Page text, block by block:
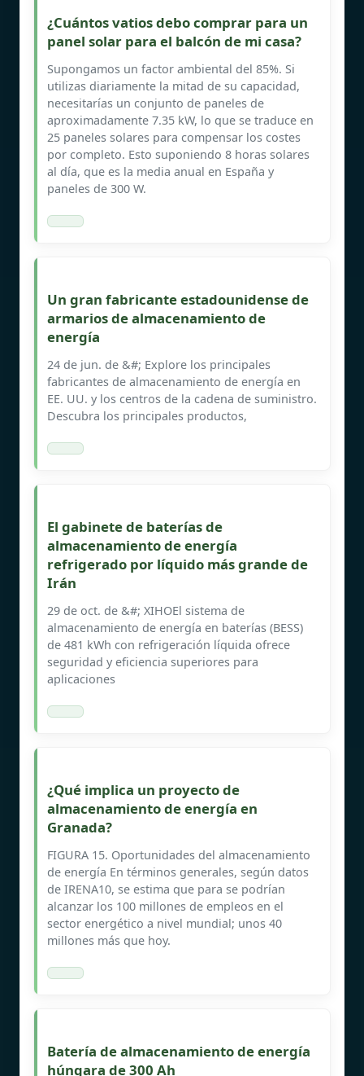
¿Cuántos vatios debo comprar para un
panel solar para el balcón de mi casa?
Supongamos un factor ambiental del 85%. Si
utilizas diariamente la mitad de su capacidad,
necesitarías un conjunto de paneles de
aproximadamente 7.35 kW, lo que se traduce en
25 paneles solares para compensar los costes
por completo. Esto suponiendo 8 horas solares
al día, que es la media anual en España y
paneles de 300 W.
Un gran fabricante estadounidense de
armarios de almacenamiento de
energía
24 de jun. de &#; Explore los principales
fabricantes de almacenamiento de energía en
EE. UU. y los centros de la cadena de suministro.
Descubra los principales productos,
El gabinete de baterías de
almacenamiento de energía
refrigerado por líquido más grande de
Irán
29 de oct. de &#; XIHOEl sistema de
almacenamiento de energía en baterías (BESS)
de 481 kWh con refrigeración líquida ofrece
seguridad y eficiencia superiores para
aplicaciones
¿Qué implica un proyecto de
almacenamiento de energía en
Granada?
FIGURA 15. Oportunidades del almacenamiento
de energía En términos generales, según datos
de IRENA10, se estima que para se podrían
alcanzar los 100 millones de empleos en el
sector energético a nivel mundial; unos 40
millones más que hoy.
Batería de almacenamiento de energía
húngara de 300 Ah